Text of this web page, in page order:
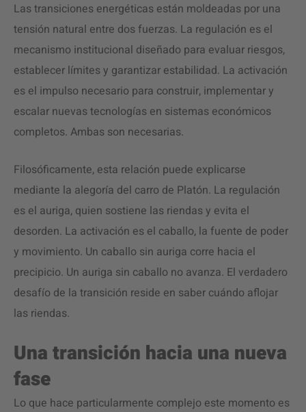
Las transiciones energéticas están moldeadas por una
tensión natural entre dos fuerzas. La regulación es el
mecanismo institucional diseñado para evaluar riesgos,
establecer límites y garantizar estabilidad. La activación
es el impulso necesario para construir, implementar y
escalar nuevas tecnologías en sistemas económicos
completos. Ambas son necesarias.
Filosóficamente, esta relación puede explicarse
mediante la alegoría del carro de Platón. La regulación
es el auriga, quien sostiene las riendas y evita el
desorden. La activación es el caballo, la fuente de poder
y movimiento. Un caballo sin auriga corre hacia el
precipicio. Un auriga sin caballo no avanza. El verdadero
desafío de la transición reside en saber cuándo aflojar
las riendas.
Una transición hacia una nueva
fase
Lo que hace particularmente complejo este momento es